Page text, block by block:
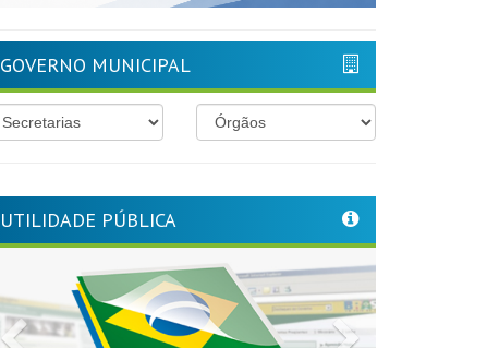
GOVERNO MUNICIPAL
UTILIDADE PÚBLICA
Previous